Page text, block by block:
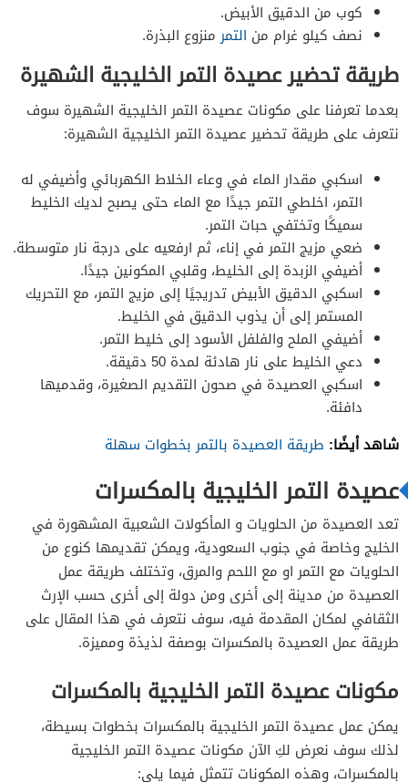
طريقة تحضير عصيدة التمر بالعسل والقشطة
كوب من الدقيق الأبيض.
نصف كيلو غرام من التمرمنزوع البذرة.
طريقة تحضير عصيدة التمر الخليجية الشهيرة
بعدما تعرفنا على مكونات عصيدة التمر الخليجية الشهيرة سوف
نتعرف على طريقة تحضير عصيدة التمر الخليجية الشهيرة:
اسكبي مقدار الماء في وعاء الخلاط الكهربائي وأضيفي له
التمر، اخلطي التمر جيدًا مع الماء حتى يصبح لديك الخليط
سميكًا وتختفي حبات التمر.
ضعي مزيج التمر في إناء، ثم ارفعيه على درجة نار متوسطة.
أضيفي الزبدة إلى الخليط، وقلبي المكونين جيدًا.
اسكبي الدقيق الأبيض تدريجيًا إلى مزيج التمر، مع التحريك
المستمر إلى أن يذوب الدقيق في الخليط.
أضيفي الملح والفلفل الأسود إلى خليط التمر.
دعي الخليط على نار هادئة لمدة 50 دقيقة.
اسكبي العصيدة في صحون التقديم الصغيرة، وقدميها
دافئة.
شاهد أيضًا: طريقة العصيدة بالتمر بخطوات سهلة
عصيدة التمر الخليجية بالمكسرات
تعد العصيدة من الحلويات و المأكولات الشعبية المشهورة في
الخليج وخاصة في جنوب السعودية، ويمكن تقديمها كنوع من
الحلويات مع التمر او مع اللحم والمرق، وتختلف طريقة عمل
العصيدة من مدينة إلى أخرى ومن دولة إلى أخرى حسب الإرث
الثقافي لمكان المقدمة فيه، سوف نتعرف في هذا المقال على
طريقة عمل العصيدة بالمكسرات بوصفة لذيذة ومميزة.
مكونات عصيدة التمر الخليجية بالمكسرات
يمكن عمل عصيدة التمر الخليجية بالمكسرات بخطوات بسيطة،
لذلك سوف نعرض لكِ الآن مكونات عصيدة التمر الخليجية
بالمكسرات، وهذه المكونات تتمثل فيما يلي: